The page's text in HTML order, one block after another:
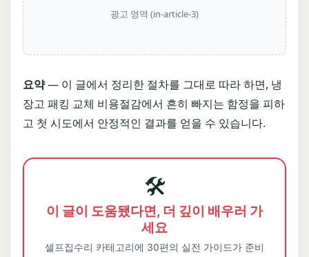
광고 영역 (in-article-3)
요약— 이 글에서 정리한 절차를 그대로 따라 하면, 냉
장고 패킹 교체 비용절감에서 흔히 빠지는 함정을 피하
고 첫 시도에서 안정적인 결과를 얻을 수 있습니다.
🛠️
이 글이 도움됐다면, 더 깊이 배우러 가
세요
셀프집수리 카테고리에 30편의 실전 가이드가 준비